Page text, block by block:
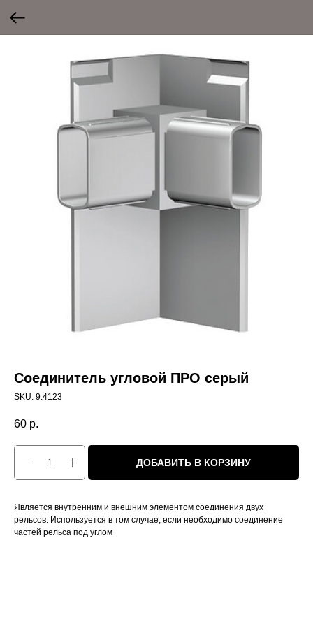
Соединитель угловой ПРО серый
SKU: 9.4123
60 р.
ДОБАВИТЬ В КОРЗИНУ
Является внутренним и внешним элементом соединения двух
рельсов. Используется в том случае, если необходимо соединение
частей рельса под углом